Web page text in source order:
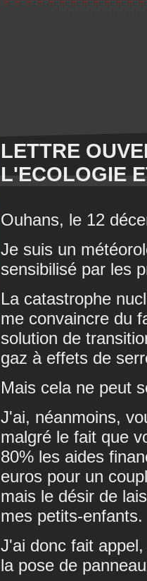
LETTRE
L'ECOLOGIE
Ouhans, le 12
Je suis un
sensibilisé par les
La catastrophe
me convaincre du
solution de
gaz à effets de
Mais cela ne peut
J'ai, néanmoins,
malgré le fait que
80% les aides
euros pour un
mais le désir de
mes petits-enfants.
J'ai donc fait
la pose de